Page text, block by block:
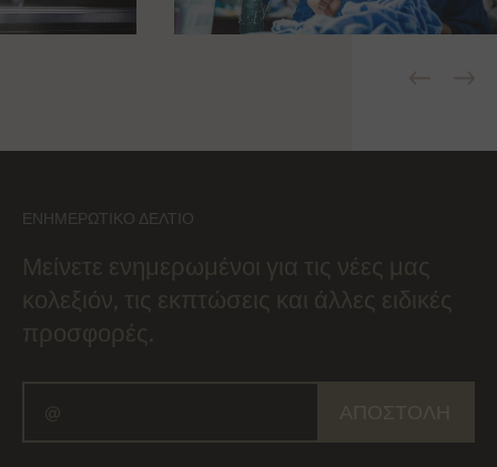
ΕΝΗΜΕΡΩΤΙΚΌ ΔΕΛΤΊΟ
Μείνετε ενημερωμένοι για τις νέες μας
κολεξιόν, τις εκπτώσεις και άλλες ειδικές
προσφορές.